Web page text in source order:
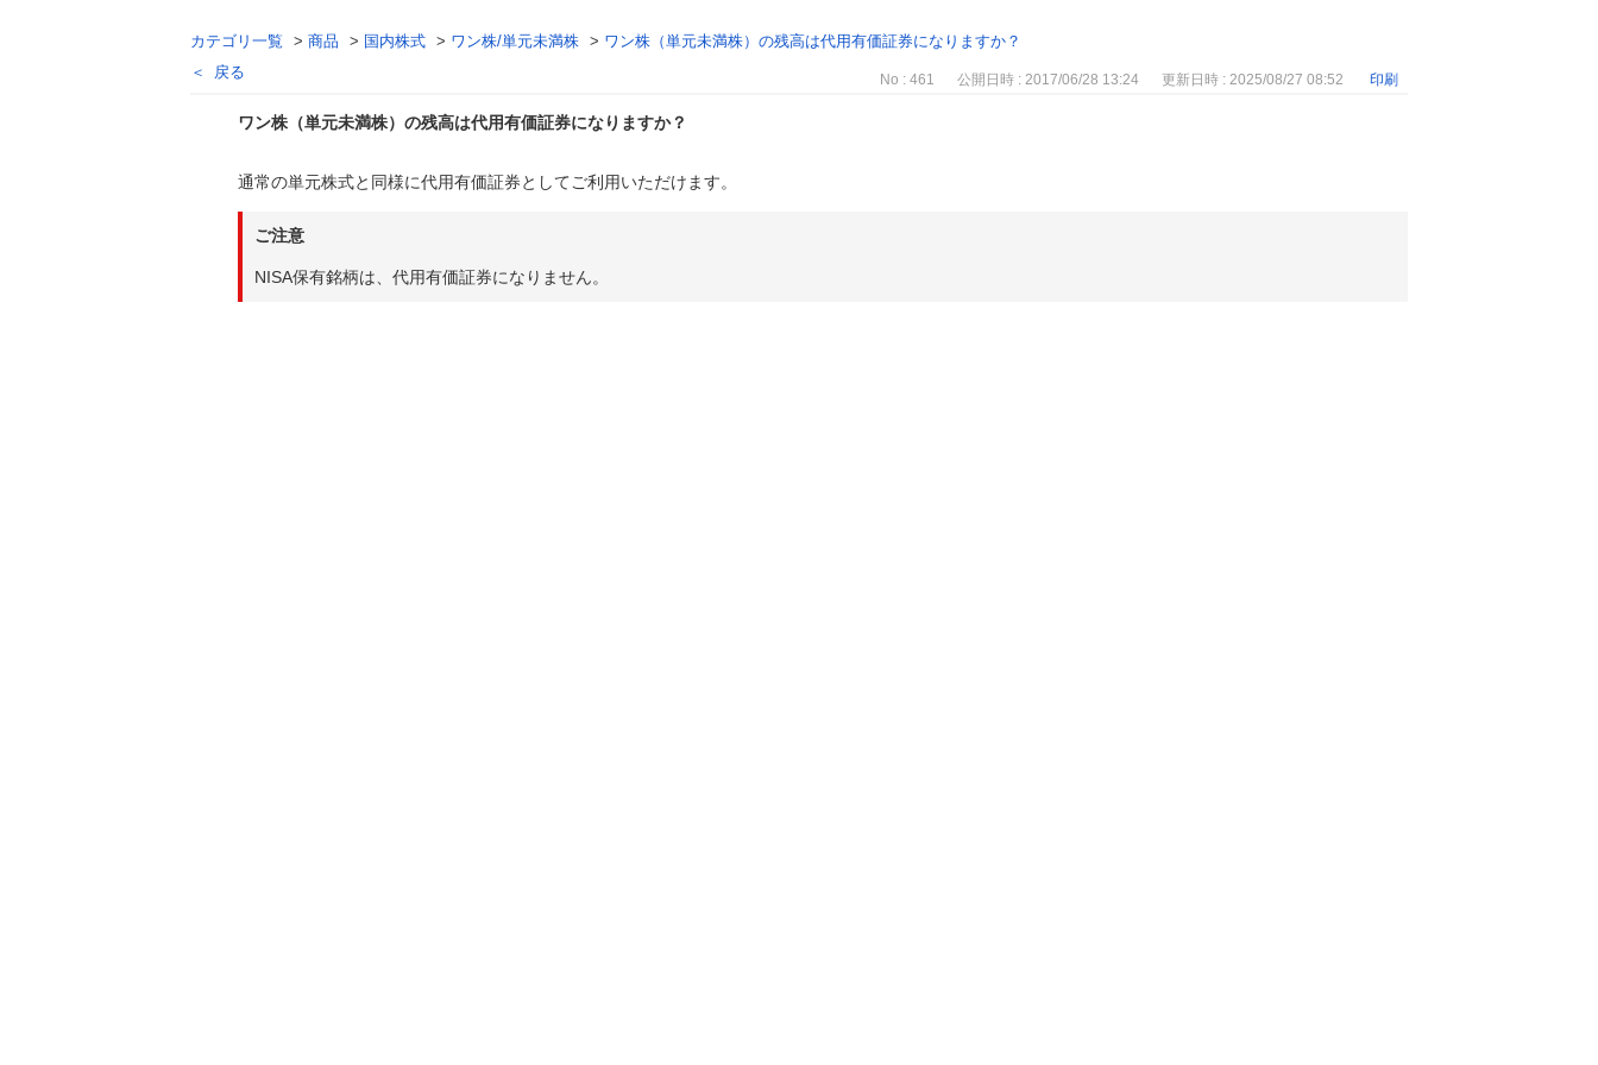
カテゴリ一覧 > 商品 > 国内株式 > ワン株/単元未満株 > ワン株（単元未満株）の残高は代用有価証券になりますか？
戻る
No : 461 公開日時 : 2017/06/28 13:24 更新日時 : 2025/08/27 08:52 印刷
ワン株（単元未満株）の残高は代用有価証券になりますか？
回答
通常の単元株式と同様に代用有価証券としてご利用いただけます。
ご注意
NISA保有銘柄は、代用有価証券になりません。